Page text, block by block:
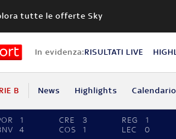
tutte le offerte Sky
In evidenza:RISULTATI LIVE
B News Highlights
1
4
CRE
3
COS
1
REG
1
LEC
0